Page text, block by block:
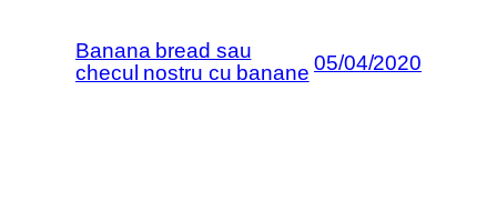
Banana bread sau
checul nostru cu banane 05/04/2020